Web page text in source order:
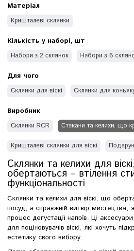
Матеріал
Кришталеві склянки
Кількість у наборі, шт
Набори з 2 склянок Набори з 6
Для чого
Склянки для віскі Склянки для
Виробник
Склянки RCR Стакани та келихи, що
Кришталеві склянки для віскі
Склянки та келихи для
обертаються – втілення
функціональності
Склянки та келихи для віскі, що
посуд, а справжній витвір
процес дегустації напоїв. Ці
для поціновувачів віскі, які хочуть
естетику свого вибору.